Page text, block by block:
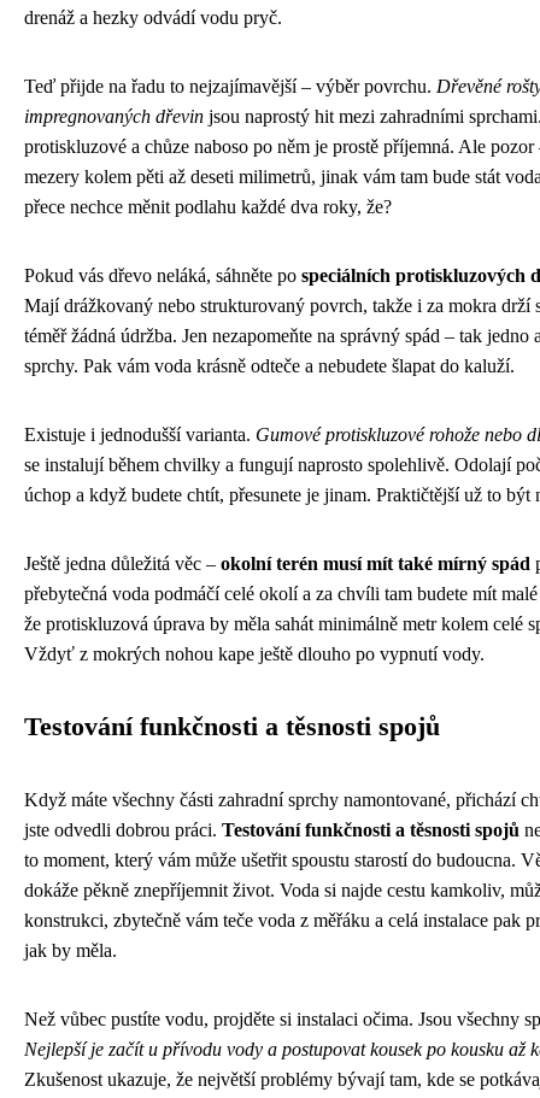
drenáž a hezky odvádí vodu pryč.
Teď přijde na řadu to nejzajímavější – výběr povrchu. Dřevěné
impregnovaných dřevin jsou naprostý hit mezi zahradními
protiskluzové a chůze naboso po něm je prostě příjemná. Ale
mezery kolem pěti až deseti milimetrů, jinak vám tam bude stát
přece nechce měnit podlahu každé dva roky, že?
Pokud vás dřevo neláká, sáhněte po speciálních protiskluzových
Mají drážkovaný nebo strukturovaný povrch, takže i za mokra drží
téměř žádná údržba. Jen nezapomeňte na správný spád – tak jedno
sprchy. Pak vám voda krásně odteče a nebudete šlapat do kaluží.
Existuje i jednodušší varianta. Gumové protiskluzové rohože nebo
se instalují během chvilky a fungují naprosto spolehlivě. Odolají
úchop a když budete chtít, přesunete je jinam. Praktičtější už to být
Ještě jedna důležitá věc – okolní terén musí mít také mírný spád
přebytečná voda podmáčí celé okolí a za chvíli tam budete mít
že protiskluzová úprava by měla sahát minimálně metr kolem celé
Vždyť z mokrých nohou kape ještě dlouho po vypnutí vody.
Testování funkčnosti a těsnosti spojů
Když máte všechny části zahradní sprchy namontované, přichází
jste odvedli dobrou práci. Testování funkčnosti a těsnosti spojů
to moment, který vám může ušetřit spoustu starostí do budoucna.
dokáže pěkně znepříjemnit život. Voda si najde cestu kamkoliv,
konstrukci, zbytečně vám teče voda z měřáku a celá instalace pak
jak by měla.
Než vůbec pustíte vodu, projděte si instalaci očima. Jsou všechny
Nejlepší je začít u přívodu vody a postupovat kousek po kousku až
Zkušenost ukazuje, že největší problémy bývají tam, kde se